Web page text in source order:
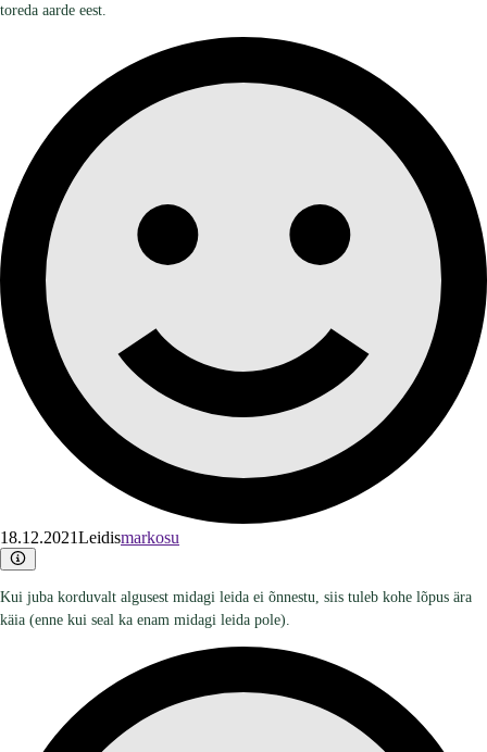
toreda aarde eest.
18.12.2021Leidismarkosu
Kui juba korduvalt algusest midagi leida ei õnnestu, siis tuleb kohe lõpus ära
käia (enne kui seal ka enam midagi leida pole).